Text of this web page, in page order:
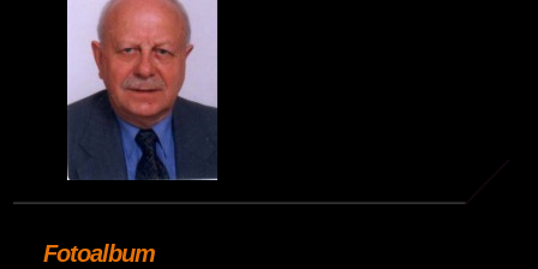
Fotoalbum